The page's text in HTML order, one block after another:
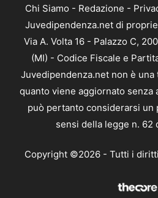
Chi Siamo - Redazione -
Juvedipendenza.net di
Via A. Volta 16 - Palazzo C,
(MI) - Codice Fiscale e
Juvedipendenza.net non è
quanto viene aggiornato senza
può pertanto considerarsi un
sensi della legge n. 62
Copyright ©2026 - Tutti i